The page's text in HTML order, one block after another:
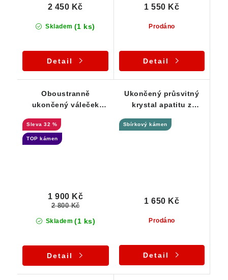
Skladem (1 ks)
2 450 Kč
Detail
Prodáno
1 550 Kč
Detail
Oboustranně
ukončený váleček
Čejova
32 %
TOP kámen
Skladem (1 ks)
1 900 Kč
2 800 Kč
Detail
Ukončený průsvitný
krystal apatitu z
Sbírkový kámen
Prodáno
1 650 Kč
Detail